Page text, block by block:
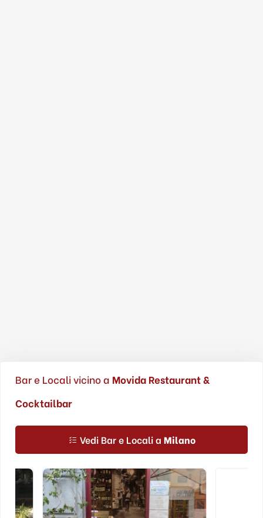
Bar e Locali vicino a Movida Restaurant &
Cocktailbar
Vedi Bar e Locali a Milano